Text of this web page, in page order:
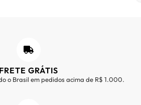
FRETE GRÁTIS
o Brasil em pedidos acima de R$ 1.000.